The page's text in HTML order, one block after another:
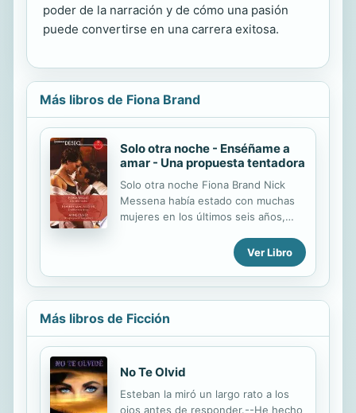
poder de la narración y de cómo una pasión
puede convertirse en una carrera exitosa.
Más libros de Fiona Brand
Solo otra noche - Enséñame a
amar - Una propuesta tentadora
Solo otra noche Fiona Brand Nick
Messena había estado con muchas
mujeres en los últimos seis años,
deseo que sentía por Elena Lyon. La
noche que hicieron el amor, sus
familias se vieron envueltas en un
lo replanteara todo. Pensó que no
familiar volvió a unirlos. Enséñame a
LaTour decidió hacer algunos
cambios en su vida. Iba a convertirse
en una mujer fatal costase lo que
Ver Libro
Más libros de Ficción
No Te Olvid
Esteban la miró un largo rato a los
ojos antes de responder.--He hecho